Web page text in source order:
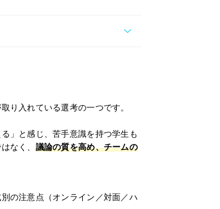
り入れている選考の一つです。
」と感じ、苦手意識を持つ学生も
なく、 議論の質を高め、チームの
の注意点（オンライン／対面／ハ